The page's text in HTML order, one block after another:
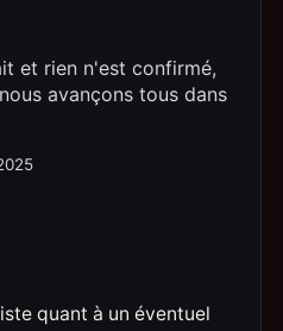
et rien n'est confirmé,
avançons tous dans
quant à un éventuel